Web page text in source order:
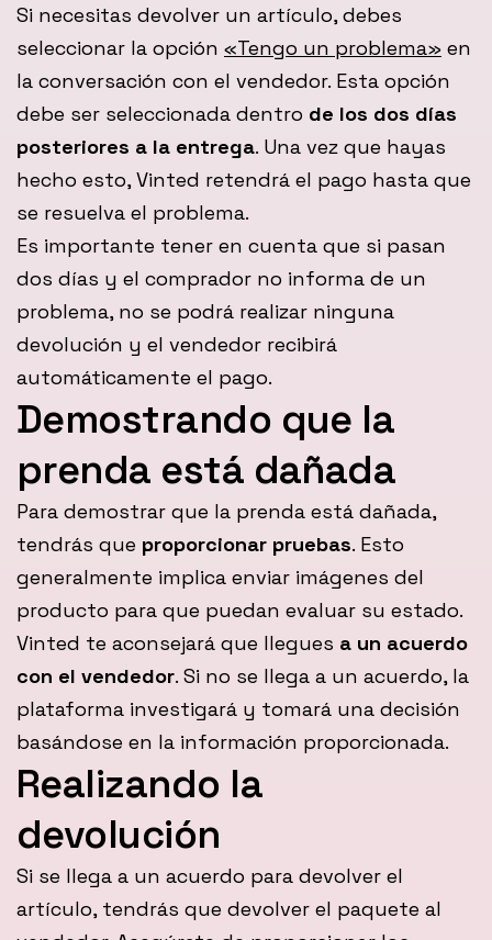
Si necesitas devolver un artículo, debes
seleccionar la opción «Tengo un problema» en
la conversación con el vendedor. Esta opción
debe ser seleccionada dentro de los dos días
posteriores a la entrega. Una vez que hayas
hecho esto, Vinted retendrá el pago hasta que
se resuelva el problema.
Es importante tener en cuenta que si pasan
dos días y el comprador no informa de un
problema, no se podrá realizar ninguna
devolución y el vendedor recibirá
automáticamente el pago.
Demostrando que la
prenda está dañada
Para demostrar que la prenda está dañada,
tendrás que proporcionar pruebas. Esto
generalmente implica enviar imágenes del
producto para que puedan evaluar su estado.
Vinted te aconsejará que llegues a un acuerdo
con el vendedor. Si no se llega a un acuerdo, la
plataforma investigará y tomará una decisión
basándose en la información proporcionada.
Realizando la
devolución
Si se llega a un acuerdo para devolver el
artículo, tendrás que devolver el paquete al